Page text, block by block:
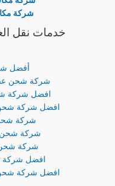
شركة
خدمات نقل
أفضل
شركة شحن
افضل شركة
افضل شركة
شركة
شركة شحن
شركة شحن
افضل شركة
افضل شركة شحن